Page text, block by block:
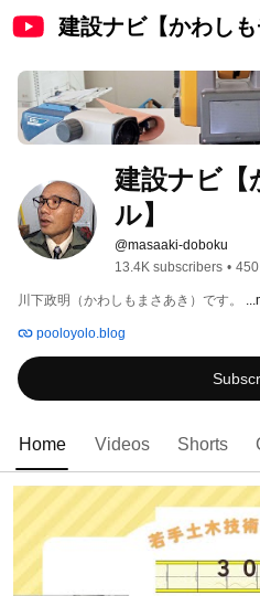
建設ナビ【かわし
建設ナビ【
ル】
@masaaki-doboku
13.4K subscribers •
川下政明（かわしもまさあき）です。
pooloyolo.blog
Home Videos Shorts